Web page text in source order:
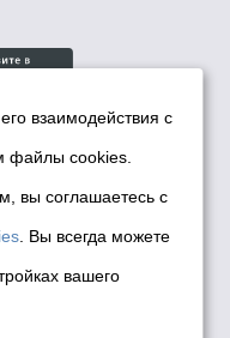
политики мэрии
системах
взаимодействия с
файлы cookies.
вы соглашаетесь с
. Вы всегда можете
вашего